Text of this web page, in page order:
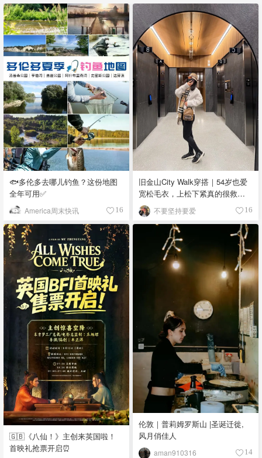
🐟多伦多去哪儿钓鱼？这份地图
全年可用✅
America周末快讯 16
旧金山City Walk穿搭｜54岁也爱
宽松毛衣，上松下紧真的很救比
例
不要坚持要爱 16
🇬🇧《八仙！》主创来英国啦！
首映礼抢票开启⏰
伦敦｜普莉姆罗斯山 |圣诞迁徙,
风月俏佳人
aman910316 14